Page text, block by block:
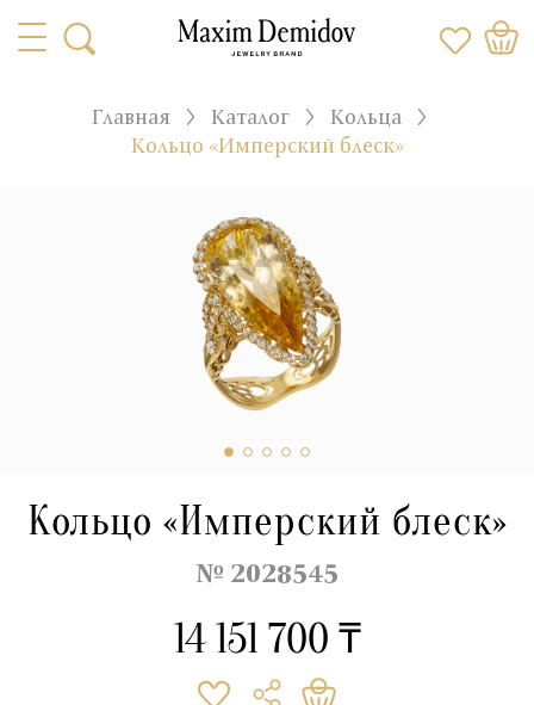
Главная Каталог
Кольца
Кольцо «Имперский блеск»
Кольцо «Имперский блеск»
№ 2028545
14 151 700 ₸